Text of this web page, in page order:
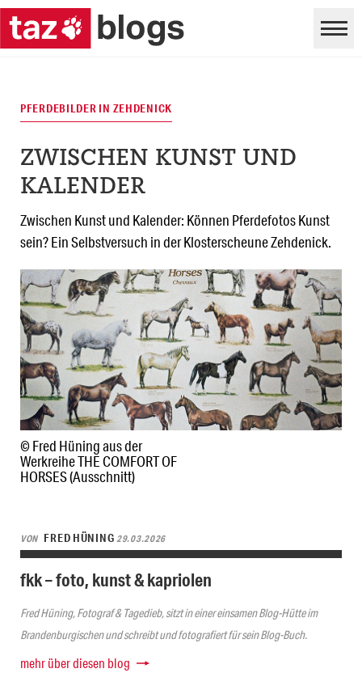
© Fred Hüning aus der
Werkreihe THE COMFORT OF
HORSES (Ausschnitt)
PFERDEBILDER IN ZEHDENICK
ZWISCHEN KUNST UND
KALENDER
Zwischen Kunst und Kalender: Können Pferdefotos Kunst
sein? Ein Selbstversuch in der Klosterscheune Zehdenick.
VON FRED HÜNING29.03.2026
fkk – foto, kunst & kapriolen
Fred Hüning, Fotograf & Tagedieb, sitzt in einer einsamen Blog-Hütte im
Brandenburgischen und schreibt und fotografiert für sein Blog-Buch.
mehr über diesen blog